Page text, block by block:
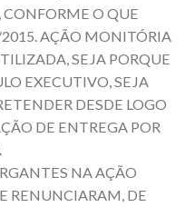
CONFORME O QUE
AÇÃO MONITÓRIA
SEJA PORQUE
EXECUTIVO, SEJA
DESDE LOGO
DE ENTREGA POR
NA AÇÃO
RENUNCIARAM, DE